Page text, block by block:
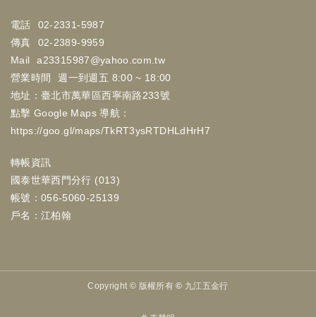
電話
02-2331-5987
傳真
02-2389-9959
Mail
a23315987@yahoo.com.tw
營業時間
週一到週五 8:00 ~ 18:00
地址：臺北市萬華區西寧南路233號
點擊 Google Maps 導航：
https://goo.gl/maps/TkRT3ysRTDHLdHrH7
轉帳資訊
國泰世華西門分行 (013)
帳號：056-5060-25139
戶名：江柏翰
Copyright © 版權所有 © 九江五金行